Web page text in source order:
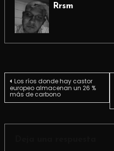
Rrsm
Navegación
de
entradas
Los ríos donde hay castor
europeo almacenan un 26 %
más de carbono